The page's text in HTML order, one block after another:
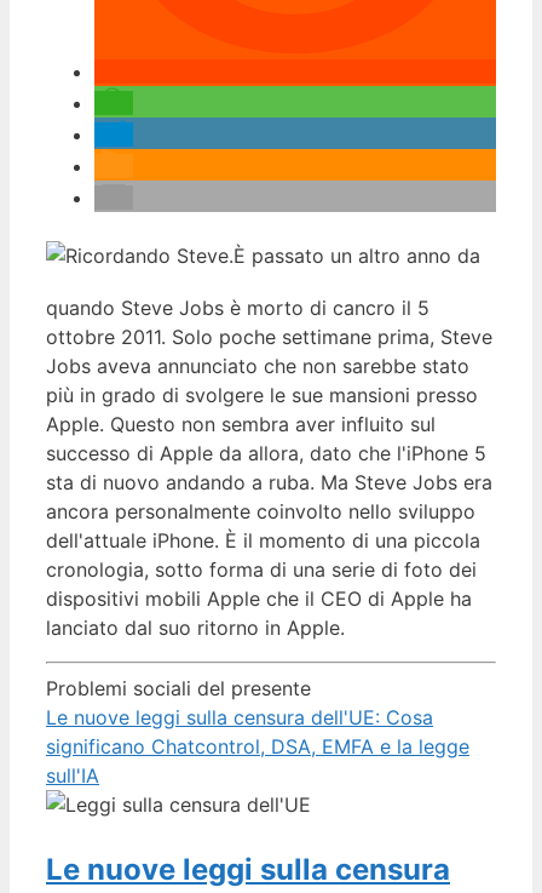
È passato un altro anno da
quando Steve Jobs è morto di cancro il 5
ottobre 2011. Solo poche settimane prima, Steve
Jobs aveva annunciato che non sarebbe stato
più in grado di svolgere le sue mansioni presso
Apple. Questo non sembra aver influito sul
successo di Apple da allora, dato che l'iPhone 5
sta di nuovo andando a ruba. Ma Steve Jobs era
ancora personalmente coinvolto nello sviluppo
dell'attuale iPhone. È il momento di una piccola
cronologia, sotto forma di una serie di foto dei
dispositivi mobili Apple che il CEO di Apple ha
lanciato dal suo ritorno in Apple.
Problemi sociali del presente
Le nuove leggi sulla censura dell'UE: Cosa
significano Chatcontrol, DSA, EMFA e la legge
sull'IA
Le nuove leggi sulla censura